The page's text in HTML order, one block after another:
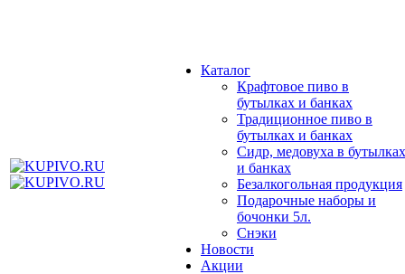
Каталог
Крафтовое пиво в
бутылках и банках
Традиционное пиво в
бутылках и банках
Сидр, медовуха в бутылках
и банках
Безалкогольная продукция
Подарочные наборы и
бочонки 5л.
Снэки
Новости
Акции